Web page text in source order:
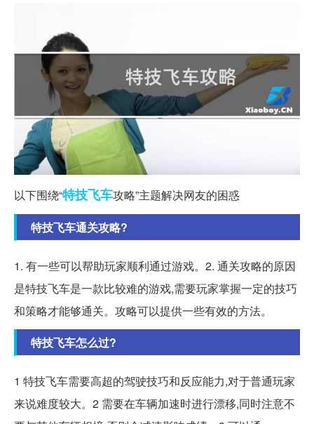
以下围绕“特技飞车攻略”主题解决网友的困惑
特技飞车通关攻略?
1. 有一些可以帮助玩家顺利通过游戏。2. 通关攻略的原因
是特技飞车是一款比较难的游戏,需要玩家掌握一定的技巧
和策略才能够通关。攻略可以提供一些有效的方法。
特技飞车怎么过?
1 特技飞车需要高超的驾驶技巧和反应能力,对于普通玩家
来说难度较大。2 需要在车辆加速时进行漂移,同时注意不